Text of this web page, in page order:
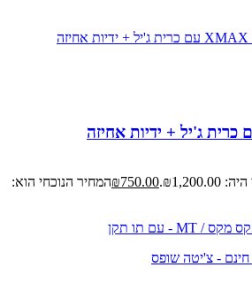
₪750.00
המחיר הנוכחי הוא:
- צ'יטה שופס